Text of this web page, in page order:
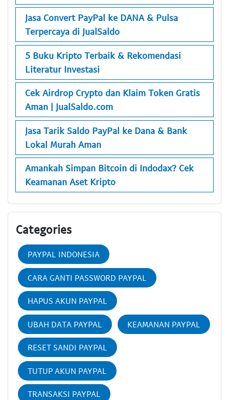
Jasa Convert PayPal ke DANA & Pulsa
Terpercaya di JualSaldo
5 Buku Kripto Terbaik & Rekomendasi
Literatur Investasi
Cek Airdrop Crypto dan Klaim Token Gratis
Aman | JualSaldo.com
Jasa Tarik Saldo PayPal ke Dana & Bank
Lokal Murah Aman
Amankah Simpan Bitcoin di Indodax? Cek
Keamanan Aset Kripto
Categories
PAYPAL INDONESIA
CARA GANTI PASSWORD PAYPAL
HAPUS AKUN PAYPAL
UBAH DATA PAYPAL KEAMANAN PAYPAL
RESET SANDI PAYPAL
TUTUP AKUN PAYPAL
TRANSAKSI PAYPAL